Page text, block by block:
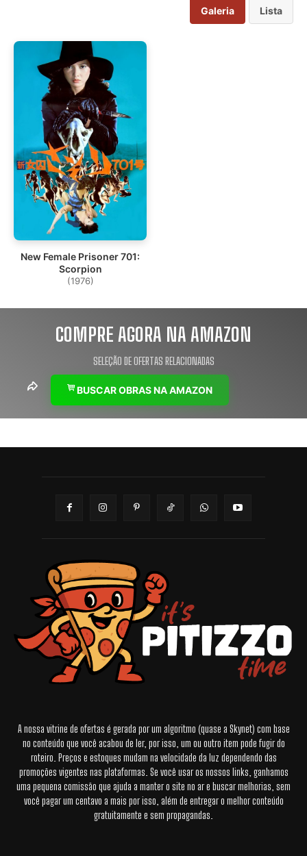
Galeria Lista
New Female Prisoner 701:
Scorpion
(1976)
COMPRE AGORA NA AMAZON
SELEÇÃO DE OFERTAS RELACIONADAS
BUSCAR OBRAS NA AMAZON
A nossa vitrine de ofertas é gerada por um algoritmo (quase a Skynet) com base
no conteúdo que você acabou de ler, por isso, um ou outro item pode fugir do
roteiro. Preços e estoques mudam na velocidade da luz dependendo das
promoções vigentes nas plataformas. Se você usar os nossos links, ganhamos
uma pequena comissão que ajuda a manter o site no ar e buscar melhorias, sem
você pagar um centavo a mais por isso, além de entregar o melhor conteúdo
gratuitamente e sem propagandas.